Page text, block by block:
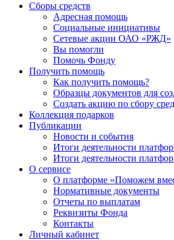
Сборы средств
Адресная помощь
Социальные инициативы
Сетевые акции ОАО «РЖД»
Вы помогли
Помочь Фонду
Получить помощь
Как получить помощь?
Образцы документов для
Создать акцию по сбору
Коллекция подарков
Публикации
Новости и события
Итоги деятельности
Итоги деятельности
О сервисе
О платформе «Поможем
Нормативные документы
Отчеты по выплатам
Реквизиты Фонда
Контакты
Личный кабинет